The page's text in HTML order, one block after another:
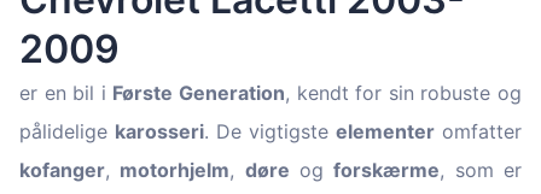
Slovenčina
2009
er en bil i Første Generation, kendt for sin robuste og
pålidelige karosseri. De vigtigste elementer omfatter
kofanger, motorhjelm, døre ogforskærme, som er